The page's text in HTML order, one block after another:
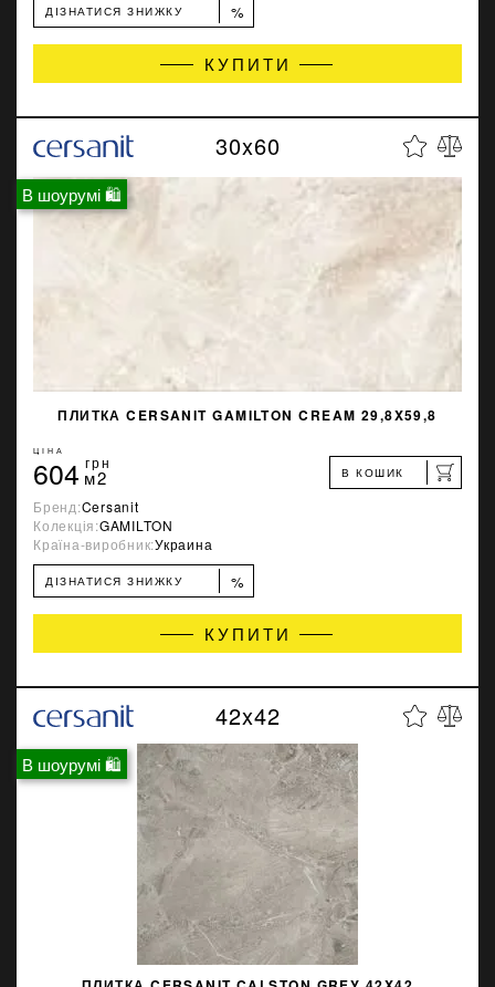
ДІЗНАТИСЯ ЗНИЖКУ %
КУПИТИ
В шоурумі 🛍
30x60
ПЛИТКА CERSANIT GAMILTON CREAM 29,8X59,8
ЦІНА
604 грн
м2 В КОШИК
Бренд:Cersanit
Колекція:GAMILTON
Країна-виробник:Украина
ДІЗНАТИСЯ ЗНИЖКУ %
КУПИТИ
В шоурумі 🛍
42x42